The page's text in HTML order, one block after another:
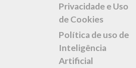
Privacidade e Uso
de Cookies
Política de uso de
Inteligência
Artificial